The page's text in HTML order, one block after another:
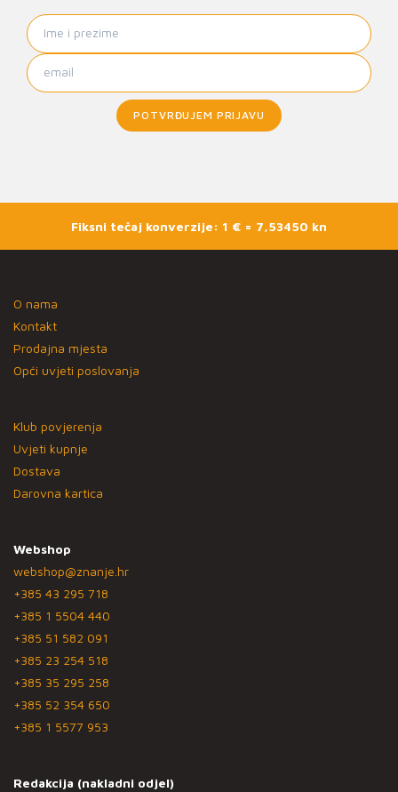
POTVRĐUJEM PRIJAVU
Fiksni tečaj konverzije: 1 € = 7,53450 kn
O nama
Kontakt
Prodajna mjesta
Opći uvjeti poslovanja
Klub povjerenja
Uvjeti kupnje
Dostava
Darovna kartica
Webshop
webshop@znanje.hr
+385 43 295 718
+385 1 5504 440
+385 51 582 091
+385 23 254 518
+385 35 295 258
+385 52 354 650
+385 1 5577 953
Redakcija (nakladni odjel)